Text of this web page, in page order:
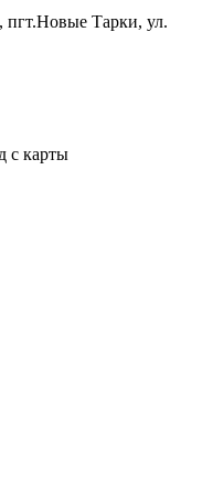
пгт.Новые Тарки, ул.​
с карты